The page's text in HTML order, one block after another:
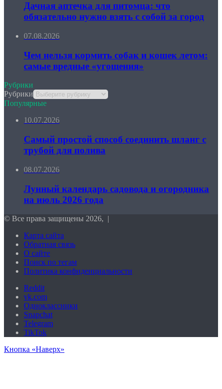
Дачная аптечка для питомца: что
обязательно нужно взять с собой за город
07.08.2026
Чем нельзя кормить собак и кошек летом:
самые вредные «угощения»
Рубрики
Рубрики
Популярные
10.07.2026
Самый простой способ соединить шланг с
трубой для полива
08.07.2026
Лунный календарь садовода и огородника
на июль 2026 года
© Все права защищены 2026, |
Карта сайта
Обратная связь
О сайте
Поиск по тегам
Политика конфиденциальности
Reddit
vk.com
Одноклассники
Snapchat
Telegram
TikTok
Кнопка «Наверх»